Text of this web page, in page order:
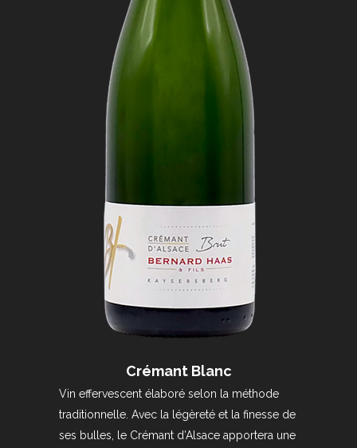
Crémant Blanc
Vin effervescent élaboré selon la méthode
traditionnelle. Avec la légèreté et la finesse de
ses bulles, le Crémant d’Alsace apportera une